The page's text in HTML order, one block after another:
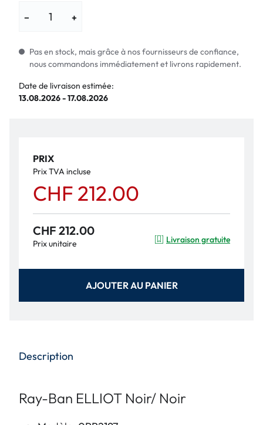
− +
Pas en stock, mais grâce à nos fournisseurs de confiance,
nous commandons immédiatement et livrons rapidement.
Date de livraison estimée:
13.08.2026 - 17.08.2026
PRIX
Prix TVA incluse
CHF 212.00
CHF 212.00
Prix unitaire Livraison gratuite
AJOUTER AU PANIER
Description
Ray-Ban ELLIOT Noir/ Noir